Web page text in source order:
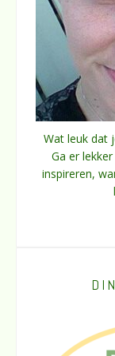
Wat leuk dat
Ga er
inspireren,